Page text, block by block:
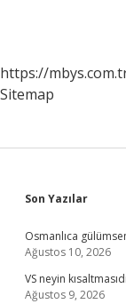
https://
Sitemap
Son Yazılar
Osmanlıca
Ağustos 10, 2026
VS neyin
Ağustos 9, 2026